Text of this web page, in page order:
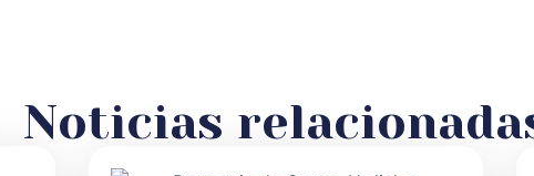
Noticias